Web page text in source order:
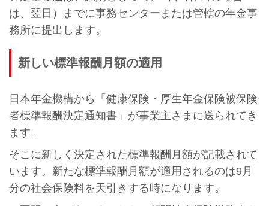
は、翌日）までに事務センターまたは管轄の年金事
務所に提出します。
新しい標準報酬月額の適用
日本年金機構から「健康保険・厚生年金保険被保険
者標準報酬決定通知書」が事業主さまに送られてき
ます。
そこに新しく決定された標準報酬月額が記載されて
います。新たな標準報酬月額が適用されるのは9月
分の社会保険料を天引きする時になります。